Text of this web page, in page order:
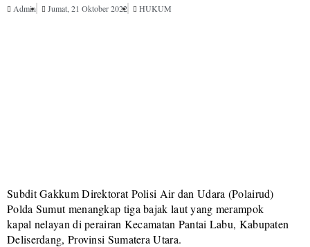
Admin Jumat, 21 Oktober 2022 HUKUM
Subdit Gakkum Direktorat Polisi Air dan Udara (Polairud)
Polda Sumut menangkap tiga bajak laut yang merampok
kapal nelayan di perairan Kecamatan Pantai Labu, Kabupaten
Deliserdang, Provinsi Sumatera Utara.